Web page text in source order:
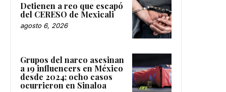
Detienen a reo que escapó
del CERESO de Mexicali
agosto 6, 2026
Grupos del narco asesinan
a 19 influencers en México
desde 2024; ocho casos
ocurrieron en Sinaloa